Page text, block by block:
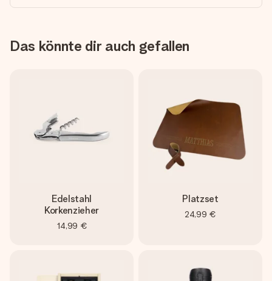
Das könnte dir auch gefallen
Edelstahl
Korkenzieher
14,99 €
Platzset
24,99 €